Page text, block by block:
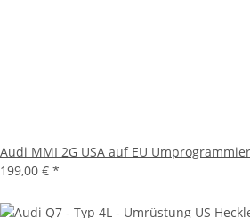
Audi MMI 2G USA auf EU
199,00 € *